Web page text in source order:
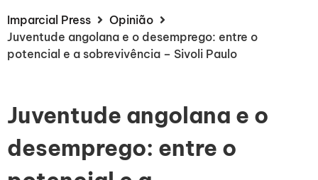
Imparcial Press
Opinião
Juventude angolana e o desemprego: entre o
potencial e a sobrevivência – Sivoli Paulo
Juventude angolana e o
desemprego: entre o